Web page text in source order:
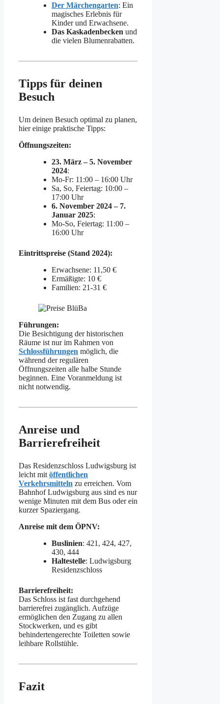
Der Märchengarten: Ein
magisches Erlebnis für
Kinder und Erwachsene.
Das Kaskadenbecken und
die vielen Blumenrabatten.
Tipps für deinen
Besuch
Um deinen Besuch optimal zu planen,
hier einige praktische Tipps:
Öffnungszeiten:
23. März – 5. November
2024:
Mo-Fr: 11:00 – 16:00 Uhr
Sa, So, Feiertag: 10:00 –
17:00 Uhr
6. November 2024 – 7.
Januar 2025:
Mo-So, Feiertag: 11:00 –
16:00 Uhr
Eintrittspreise (Stand 2024):
Erwachsene: 11,50 €
Ermäßigte: 10 €
Familien: 21-31 €
Führungen:
Die Besichtigung der historischen
Räume ist nur im Rahmen von
Schlossführungen möglich, die
während der regulären
Öffnungszeiten alle halbe Stunde
beginnen. Eine Voranmeldung ist
nicht notwendig.
Anreise und
Barrierefreiheit
Das Residenzschloss Ludwigsburg ist
leicht mit öffentlichen
Verkehrsmitteln zu erreichen. Vom
Bahnhof Ludwigsburg aus sind es nur
wenige Minuten mit dem Bus oder ein
kurzer Spaziergang.
Anreise mit dem ÖPNV:
Buslinien: 421, 424, 427,
430, 444
Haltestelle: Ludwigsburg
Residenzschloss
Barrierefreiheit:
Das Schloss ist fast durchgehend
barrierefrei zugänglich. Aufzüge
ermöglichen den Zugang zu allen
Stockwerken, und es gibt
behindertengerechte Toiletten sowie
leihbare Rollstühle.
Fazit